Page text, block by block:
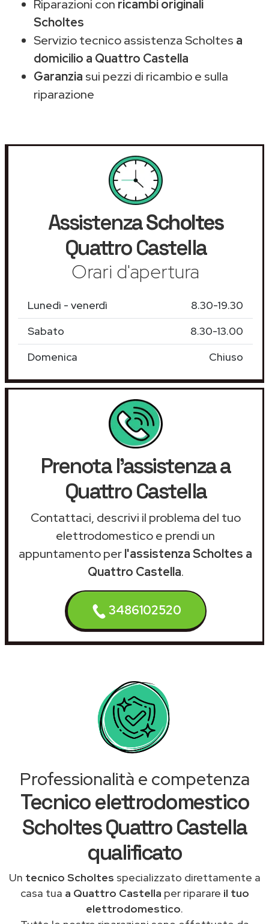
Riparazioni con ricambi originali
Scholtes
Servizio tecnico assistenza Scholtes a
domicilio a Quattro Castella
Garanzia sui pezzi di ricambio e sulla
riparazione
AssistenzaScholtes
Quattro Castella
Orari d'apertura
Lunedì - venerdì
8.30-19.30
Sabato
8.30-13.00
Domenica
Chiuso
Prenota l'assistenza a
Quattro Castella
Contattaci, descrivi il problema del tuo
elettrodomestico e prendi un
appuntamento perl'assistenza Scholtes a
Quattro Castella.
3486102520
Professionalità e competenza
Tecnico elettrodomestico
Scholtes Quattro Castella
qualificato
Un tecnico Scholtes specializzato direttamente a
casa tua a Quattro Castella per riparare il tuo
elettrodomestico.